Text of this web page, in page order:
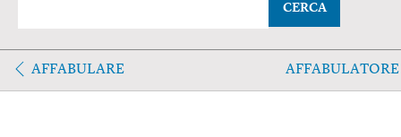
CERCA
AFFABULARE AFFABULATORE